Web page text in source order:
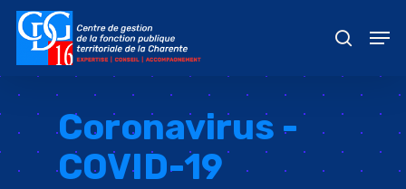
Skip
content
Coronavirus -
COVID-19